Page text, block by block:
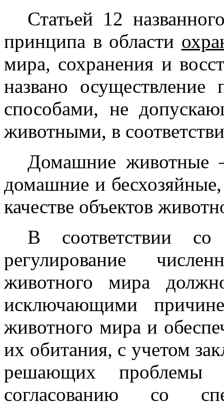
Статьей 12
принципа в области
мира, сохранения и
названо
способами, не
животными, в
Домашние животные
домашние и
качестве объектов
В соответствии
регулирование
животного мира
исключающими
животного мира и
их обитания, с учетом
решающих
согласованию со